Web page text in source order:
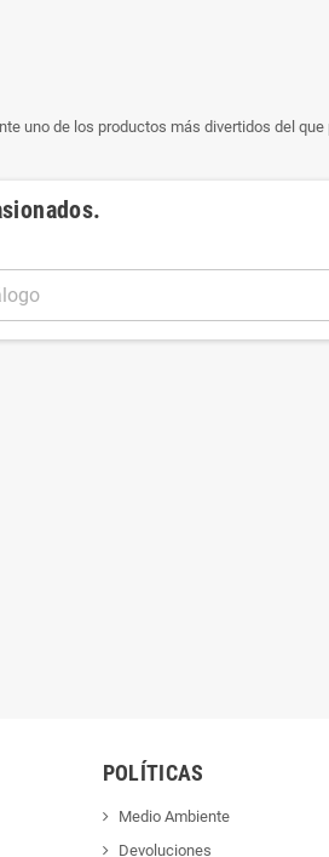
uno de los productos más divertidos del que
POLÍTICAS
Medio Ambiente
Devoluciones